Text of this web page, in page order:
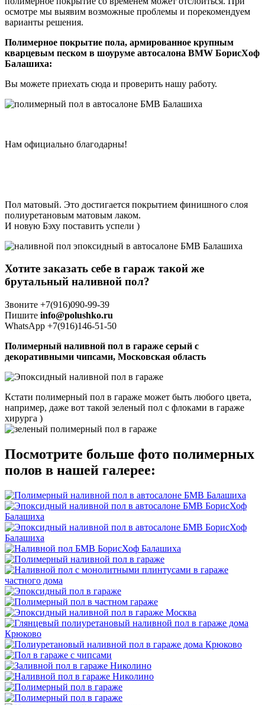
осмотре мы выявим возможные проблемы и порекомендуем
варианты решения.
Полимерное покрытие пола, армированное крупным
кварцевым песком в шоуруме автосалона BMW БорисХоф
Балашиха:
Вы можете приехать сюда и проверить нашу работу.
Нам официально благодарны!
Пол матовый. Это достигается покрытием финишного слоя
полиуретановым матовым лаком.
И новую Бэху поставить успели )
Хотите заказать себе в гараж такой же
брутальный наливной пол?
Звоните +7(916)090-99-39
Пишите info@polushko.ru
WhatsApp +7(916)146-51-50
Полимерный наливной пол в гараже серый с
декоративными чипсами, Московская область
Кстати полимерный пол в гараже может быть любого цвета,
например, даже вот такой зеленый пол с флоками в гараже
хирурга )
Посмотрите больше фото полимерных
полов в нашей галерее: